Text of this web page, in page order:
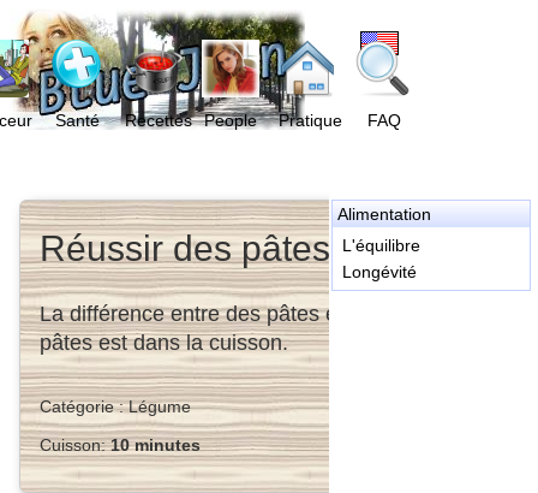
Santé Recettes People Pratique FAQ
Alimentation
L'équilibre
Longévité
Réussir des pâtes al dente
La différence entre des pâtes et de délicieuses
pâtes est dans la cuisson.
Catégorie :Légume
Cuisson:10 minutes